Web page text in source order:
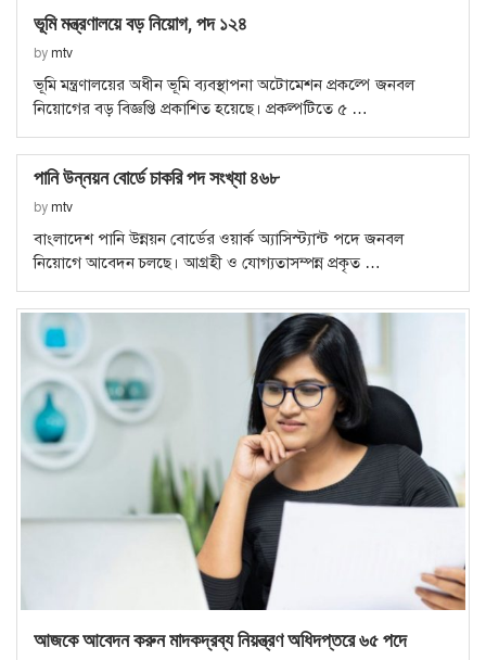
ভূমি মন্ত্রণালয়ে বড় নিয়োগ, পদ ১২৪
by mtv
ভূমি মন্ত্রণালয়ের অধীন ভূমি ব্যবস্থাপনা অটোমেশন প্রকল্পে জনবল
নিয়োগের বড় বিজ্ঞপ্তি প্রকাশিত হয়েছে। প্রকল্পটিতে ৫ …
পানি উন্নয়ন বোর্ডে চাকরি পদ সংখ্যা ৪৬৮
by mtv
বাংলাদেশ পানি উন্নয়ন বোর্ডের ওয়ার্ক অ্যাসিস্ট্যান্ট পদে জনবল
নিয়োগে আবেদন চলছে। আগ্রহী ও যোগ্যতাসম্পন্ন প্রকৃত …
আজকে আবেদন করুন মাদকদ্রব্য নিয়ন্ত্রণ অধিদপ্তরে ৬৫ পদে